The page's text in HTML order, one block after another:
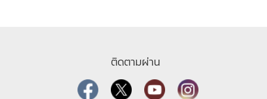
ติดตามผ่าน